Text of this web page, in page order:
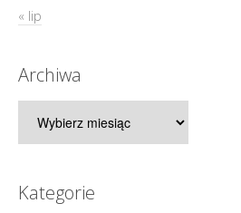
« lip
Archiwa
Kategorie